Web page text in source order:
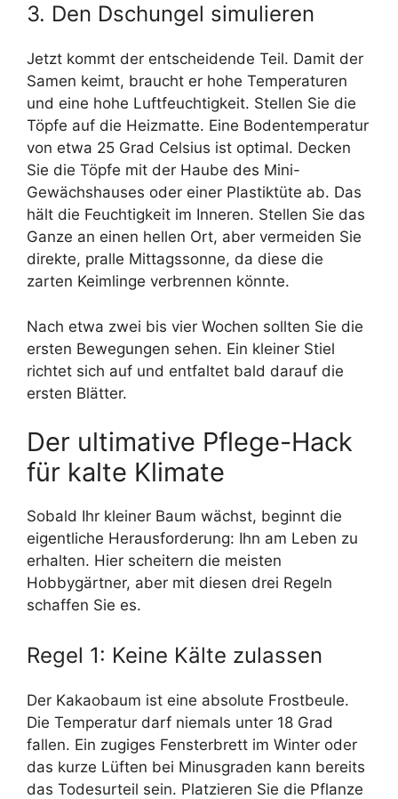
3. Den Dschungel simulieren
Jetzt kommt der entscheidende Teil. Damit der
Samen keimt, braucht er hohe Temperaturen
und eine hohe Luftfeuchtigkeit. Stellen Sie die
Töpfe auf die Heizmatte. Eine Bodentemperatur
von etwa 25 Grad Celsius ist optimal. Decken
Sie die Töpfe mit der Haube des Mini-
Gewächshauses oder einer Plastiktüte ab. Das
hält die Feuchtigkeit im Inneren. Stellen Sie das
Ganze an einen hellen Ort, aber vermeiden Sie
direkte, pralle Mittagssonne, da diese die
zarten Keimlinge verbrennen könnte.
Nach etwa zwei bis vier Wochen sollten Sie die
ersten Bewegungen sehen. Ein kleiner Stiel
richtet sich auf und entfaltet bald darauf die
ersten Blätter.
Der ultimative Pflege-Hack
für kalte Klimate
Sobald Ihr kleiner Baum wächst, beginnt die
eigentliche Herausforderung: Ihn am Leben zu
erhalten. Hier scheitern die meisten
Hobbygärtner, aber mit diesen drei Regeln
schaffen Sie es.
Regel 1: Keine Kälte zulassen
Der Kakaobaum ist eine absolute Frostbeule.
Die Temperatur darf niemals unter 18 Grad
fallen. Ein zugiges Fensterbrett im Winter oder
das kurze Lüften bei Minusgraden kann bereits
das Todesurteil sein. Platzieren Sie die Pflanze